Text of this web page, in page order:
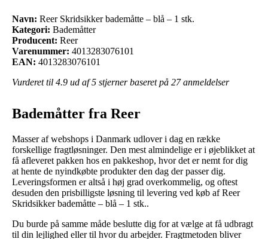
Navn: Reer Skridsikker bademåtte – blå – 1 stk.
Kategori: Bademåtter
Producent: Reer
Varenummer: 4013283076101
EAN: 4013283076101
Vurderet til 4.9 ud af 5 stjerner baseret på 27anmeldelser
Bademåtter fra Reer
Masser af webshops i Danmark udlover i dag en række
forskellige fragtløsninger. Den mest almindelige er i øjeblikket at
få afleveret pakken hos en pakkeshop, hvor det er nemt for dig
at hente de nyindkøbte produkter den dag der passer dig.
Leveringsformen er altså i høj grad overkommelig, og oftest
desuden den prisbilligste løsning til levering ved køb af Reer
Skridsikker bademåtte – blå – 1 stk..
Du burde på samme måde beslutte dig for at vælge at få udbragt
til din lejlighed eller til hvor du arbejder. Fragtmetoden bliver